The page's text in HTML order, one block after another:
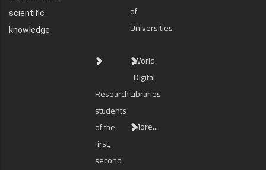
scientific
knowledge
of
Universities
Research
students
of the
first,
second
World
Digital
Libraries
More....